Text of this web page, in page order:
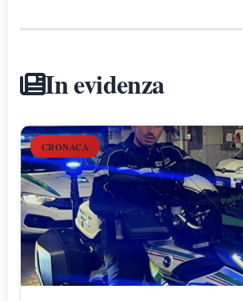
In evidenza
CRONACA